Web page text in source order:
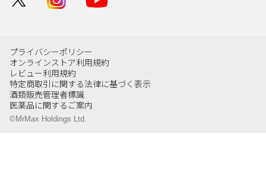
プライバシーポリシー
オンラインストア利用規約
レビュー利用規約
特定商取引に関する法律に基づく表示
酒類販売管理者標識
医薬品に関するご案内
©MrMax Holdings Ltd.